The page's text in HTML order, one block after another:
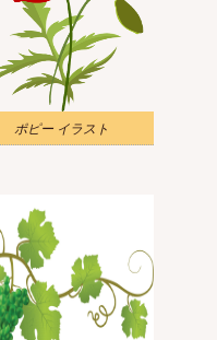
ポピー イラスト